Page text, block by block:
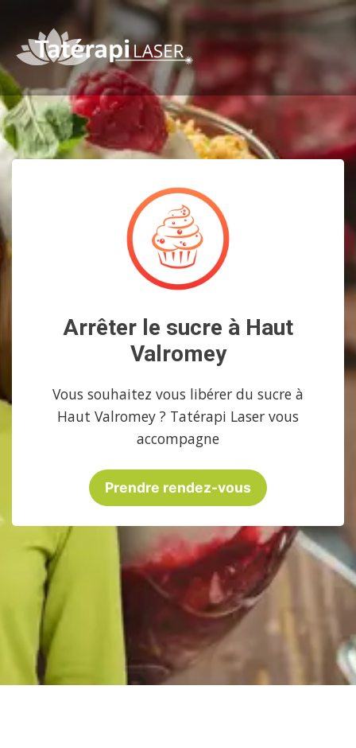
Arrêter le sucre à Haut
Valromey
Vous souhaitez vous libérer du sucre à
Haut Valromey ? Tatérapi Laser vous
accompagne
Prendre rendez-vous